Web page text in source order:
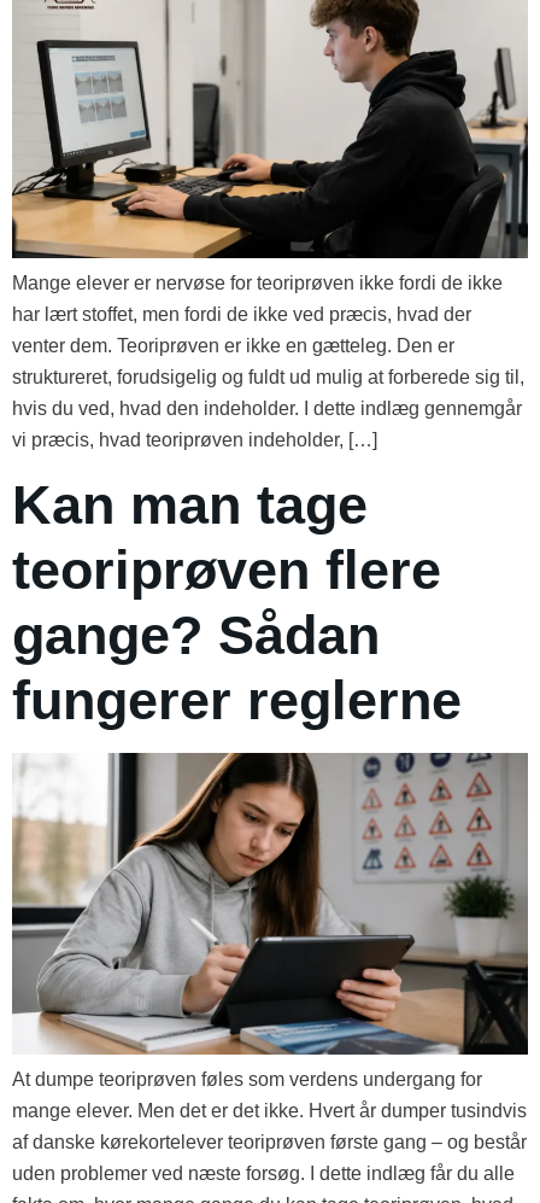
Mange elever er nervøse for teoriprøven ikke fordi de ikke
har lært stoffet, men fordi de ikke ved præcis, hvad der
venter dem. Teoriprøven er ikke en gætteleg. Den er
struktureret, forudsigelig og fuldt ud mulig at forberede sig til,
hvis du ved, hvad den indeholder. I dette indlæg gennemgår
vi præcis, hvad teoriprøven indeholder, […]
Kan man tage
teoriprøven flere
gange? Sådan
fungerer reglerne
At dumpe teoriprøven føles som verdens undergang for
mange elever. Men det er det ikke. Hvert år dumper tusindvis
af danske kørekortelever teoriprøven første gang – og består
uden problemer ved næste forsøg. I dette indlæg får du alle